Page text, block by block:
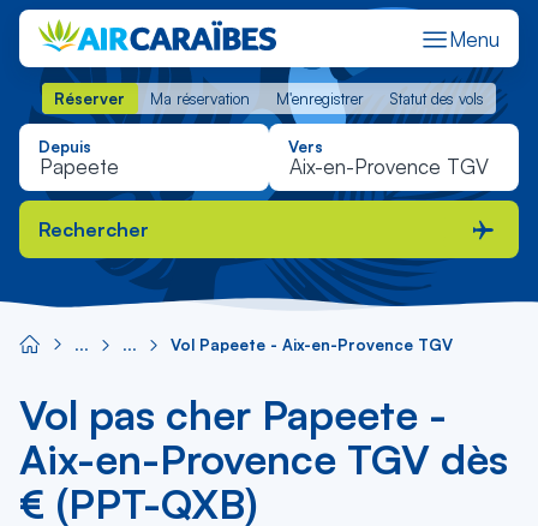
Menu
Réserver Ma réservation M'enregistrer Statut des vols
Réserver Ma réservation M'enregistrer Statut des vols
Depuis Vers
Rechercher
Vol Papeete - Aix-en-Provence TGV
Vol pas cher Papeete -
Aix-en-Provence TGV dès
€ (PPT-QXB)